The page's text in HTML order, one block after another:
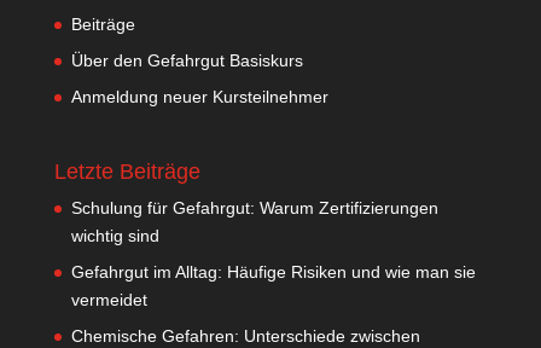
Beiträge
Über den Gefahrgut Basiskurs
Anmeldung neuer Kursteilnehmer
Letzte Beiträge
Schulung für Gefahrgut: Warum Zertifizierungen
wichtig sind
Gefahrgut im Alltag: Häufige Risiken und wie man sie
vermeidet
Chemische Gefahren: Unterschiede zwischen